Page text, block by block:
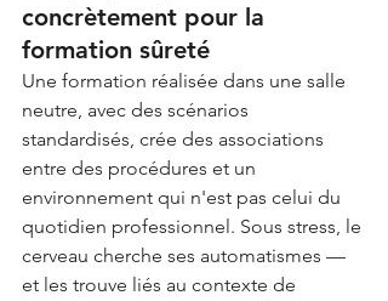
concrètement pour la
formation sûreté
Une formation réalisée dans une salle
neutre, avec des scénarios
standardisés, crée des associations
entre des procédures et un
environnement qui n'est pas celui du
quotidien professionnel. Sous stress, le
cerveau cherche ses automatismes —
et les trouve liés au contexte de